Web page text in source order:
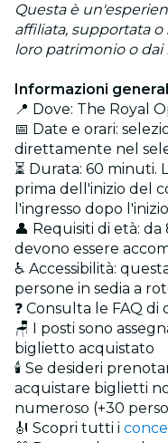
Questa è
affiliata, supportata o
loro patrimonio o
Informazioni
📍 Dove: The Royal
📅 Date e orari:
direttamente nel
⏳ Durata: 60
prima dell'inizio del
l'ingresso dopo
👤 Requisiti di età: da
devono essere
♿ Accessibilità:
persone in sedia a
❓ Consulta le FAQ
🪑 I posti sono
biglietto acquistato
🕯️ Se desideri
acquistare biglietti
numeroso (+30
🎻 Scopri tutti i